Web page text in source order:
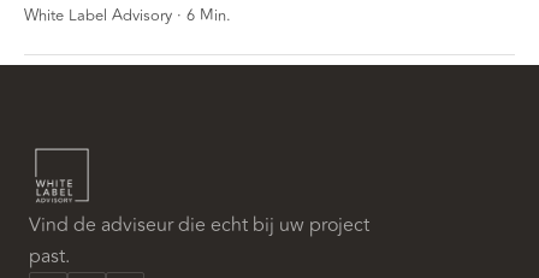
White Label Advisory · 6 Min.
Vind de adviseur die echt bij uw project
past.